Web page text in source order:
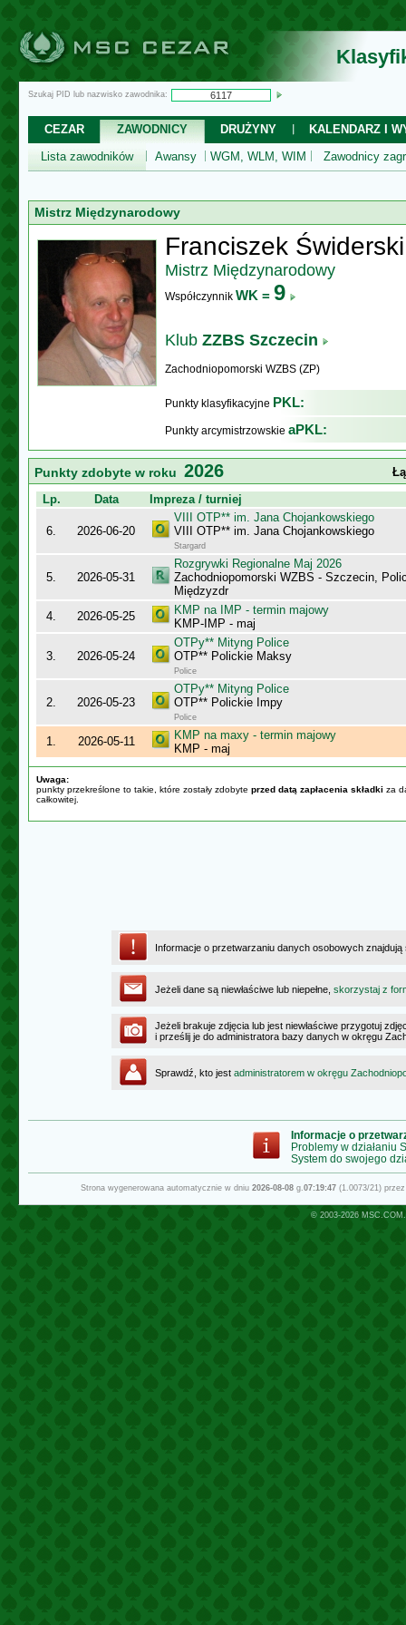
Szukaj PID lub nazwisko zawodnika:
CEZAR ZAWODNICY DRUŻYNY
KALENDARZ I
Lista zawodników
Awansy WGM, WLM, WIM Zawodnicy
Mistrz Międzynarodowy
Franciszek Świderski
Mistrz Międzynarodowy
Współczynnik WK = 9
Klub ZZBS Szczecin
Zachodniopomorski WZBS (ZP)
Punkty klasyfikacyjne PKL:
Punkty arcymistrzowskie aPKL:
Punkty zdobyte w roku 2026
Lp.
Data Impreza / turniej
6. 2026-06-20
VIII OTP** im. Jana Chojankowskiego
VIII OTP** im. Jana Chojankowskiego
Stargard
5. 2026-05-31
Rozgrywki Regionalne Maj 2026
Zachodniopomorski WZBS - Szczecin,
Międzyzdr
4.
2026-05-25
KMP na IMP - termin majowy
KMP-IMP - maj
3. 2026-05-24
OTPy** Mityng Police
OTP** Polickie Maksy
Police
2. 2026-05-23
OTPy** Mityng Police
OTP** Polickie Impy
Police
1. 2026-05-11
KMP na maxy - termin majowy
KMP - maj
Uwaga:
punkty przekreślone to takie, które zostały zdobyte przed datą zapłacenia składki za
całkowitej.
Informacje o przetwarzaniu danych osobowych
Jeżeli dane są niewłaściwe lub niepełne, skorzystaj z
Jeżeli brakuje zdjęcia lub jest niewłaściwe przygotuj
i prześlij je do administratora bazy danych w okręgu
Sprawdź, kto jest administratorem w okręgu
Informacje o
Problemy w działaniu
System do swojego
Strona wygenerowana automatycznie w dniu 2026-08-08g.07:19:47(1.0073/21)
© 2003-2026